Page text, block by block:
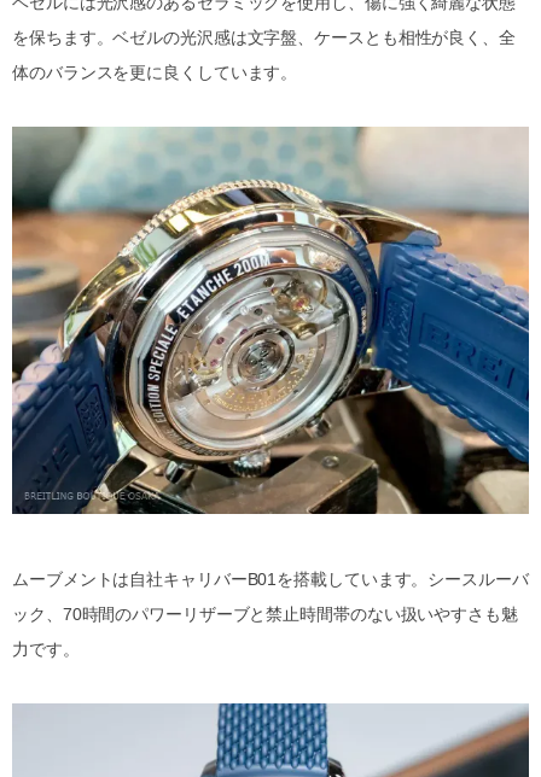
を保ちます。ベゼルの光沢感は文字盤、ケースとも相性が良く、全
体のバランスを更に良くしています。
ムーブメントは自社キャリバーB01を搭載しています。シースルーバ
ック、70時間のパワーリザーブと禁止時間帯のない扱いやすさも魅
力です。